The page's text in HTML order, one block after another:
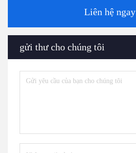
Liên hệ ngay
gửi thư cho chúng tôi